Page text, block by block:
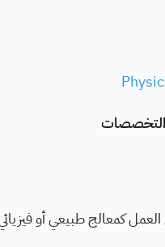
التخصصات
كمعالج طبيعي أو